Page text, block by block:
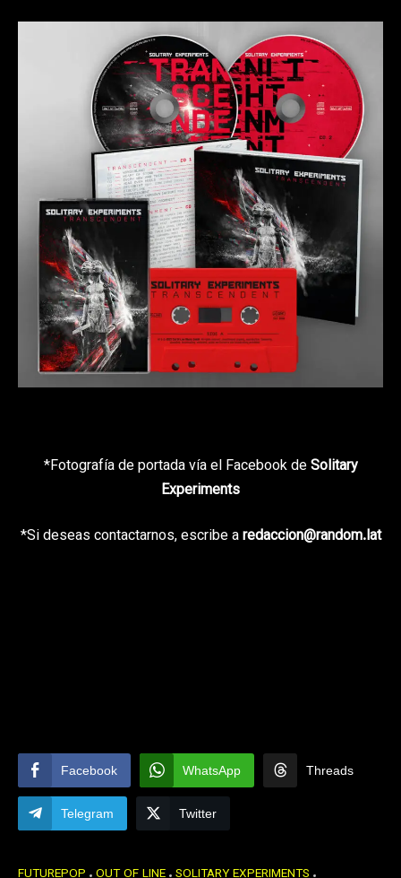
*Fotografía de portada vía el Facebook deSolitary
Experiments
*Si deseas contactarnos, escribe aredaccion@random.lat
Facebook WhatsApp Threads
Telegram Twitter
FUTUREPOP OUT OF LINE SOLITARY EXPERIMENTS